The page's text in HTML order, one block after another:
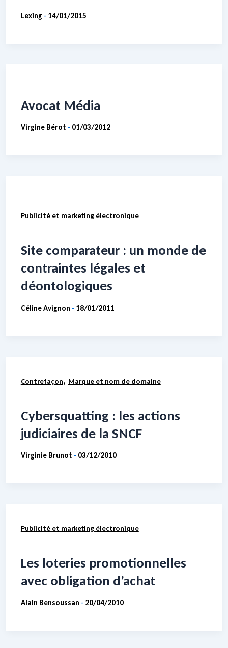
Lexing - 14/01/2015
Avocat Média
Virgine Bérot - 01/03/2012
Publicité et marketing électronique
Site comparateur : un monde de
contraintes légales et
déontologiques
Céline Avignon - 18/01/2011
Contrefaçon, Marque et nom de domaine
Cybersquatting : les actions
judiciaires de la SNCF
Virginie Brunot - 03/12/2010
Publicité et marketing électronique
Les loteries promotionnelles
avec obligation d’achat
Alain Bensoussan - 20/04/2010